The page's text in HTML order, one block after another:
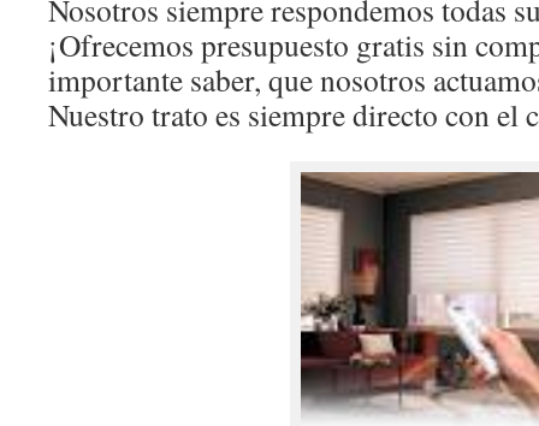
Nosotros siempre respondemos todas
¡Ofrecemos presupuesto gratis sin
importante saber, que nosotros
Nuestro trato es siempre directo con el